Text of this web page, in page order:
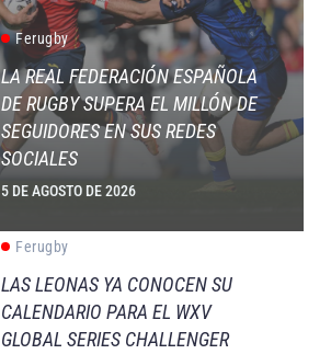
Ferugby
LA REAL FEDERACIÓN ESPAÑOLA
DE RUGBY SUPERA EL MILLÓN DE
SEGUIDORES EN SUS REDES
SOCIALES
5 DE AGOSTO DE 2026
Ferugby
LAS LEONAS YA CONOCEN SU
CALENDARIO PARA EL WXV
GLOBAL SERIES CHALLENGER